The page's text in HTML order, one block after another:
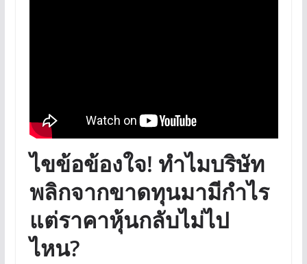
ไขข้อข้องใจ! ทำไมบริษัท
พลิกจากขาดทุนมามีกำไร
แต่ราคาหุ้นกลับไม่ไป
ไหน?